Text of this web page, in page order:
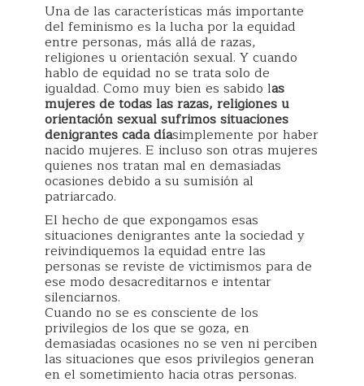
Una de las características más importante
del feminismo es la lucha por la equidad
entre personas, más allá de razas,
religiones u orientación sexual. Y cuando
hablo de equidad no se trata solo de
igualdad. Como muy bien es sabido las
mujeres de todas las razas, religiones u
orientación sexual sufrimos situaciones
denigrantes cada díasimplemente por haber
nacido mujeres. E incluso son otras mujeres
quienes nos tratan mal en demasiadas
ocasiones debido a su sumisión al
patriarcado.
El hecho de que expongamos esas
situaciones denigrantes ante la sociedad y
reivindiquemos la equidad entre las
personas se reviste de victimismos para de
ese modo desacreditarnos e intentar
silenciarnos.
Cuando no se es consciente de los
privilegios de los que se goza, en
demasiadas ocasiones no se ven ni perciben
las situaciones que esos privilegios generan
en el sometimiento hacia otras personas.